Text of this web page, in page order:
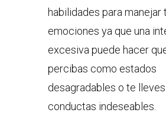
habilidades para manejar
emociones ya que una
excesiva puede hacer
percibas como estados
desagradables o te
conductas indeseables.